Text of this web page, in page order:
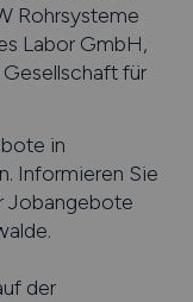
Rohrsysteme
Labor GmbH,
für
in
Informieren Sie
Jobangebote
.
der